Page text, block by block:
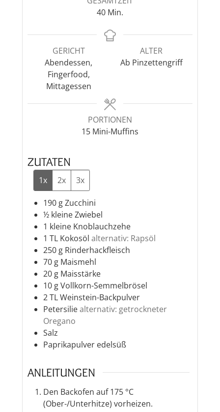
40Minuten
Min.
GERICHT
Abendessen,
Fingerfood,
Mittagessen
ALTER
Ab Pinzettengriff
PORTIONEN
15 Mini-Muffins
ZUTATEN
1x 2x 3x
190 gZucchini
½ kleineZwiebel
1 kleine Knoblauchzehe
1 TL Kokosöl alternativ: Rapsöl
250 g Rinderhackfleisch
70 g Maismehl
20 g Maisstärke
10 gVollkorn-Semmelbrösel
2TLWeinstein-Backpulver
Petersiliealternativ: getrockneter
Oregano
Salz
Paprikapulver edelsüß
ANLEITUNGEN
Den Backofen auf 175 °C
(Ober-/Unterhitze) vorheizen.